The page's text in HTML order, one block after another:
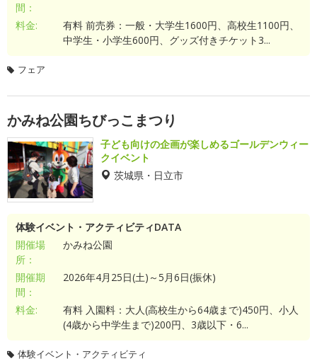
間：
料金:
有料 前売券：一般・大学生1600円、高校生1100円、
中学生・小学生600円、グッズ付きチケット3...
フェア
かみね公園ちびっこまつり
子ども向けの企画が楽しめるゴールデンウィー
クイベント
茨城県・日立市
体験イベント・アクティビティDATA
開催場
所：
かみね公園
開催期
間：
2026年4月25日(土)～5月6日(振休)
料金:
有料 入園料：大人(高校生から64歳まで)450円、小人
(4歳から中学生まで)200円、3歳以下・6...
体験イベント・アクティビティ